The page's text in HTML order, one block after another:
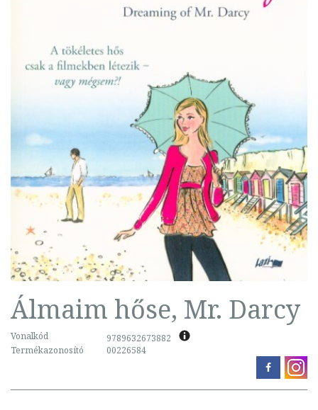
Álmaim hőse, Mr. Darcy
Vonalkód
9789632673882
Termékazonosító
00226584